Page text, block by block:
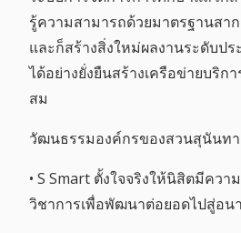
รู้ความสามารถด้วยมาตรฐานสา
และก็สร้างสิ่งใหม่ผลงานระดับปร
ได้อย่างยั่งยืนสร้างเครือข่ายบริก
สม
วัฒนธรรมองค์กรของสวนสุนันท
• S Smart ตั้งใจจริงให้นิสิตมีควา
วิชาการเพื่อพัฒนาต่อยอดไปสู่อน